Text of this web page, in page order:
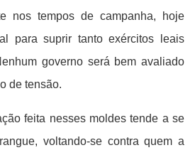
nos tempos de campanha, hoje
para suprir tanto exércitos leais
governo será bem avaliado
de tensão.
feita nesses moldes tende a se
voltando-se contra quem a